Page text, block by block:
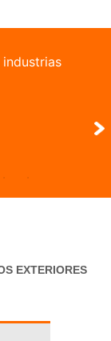
EXTERIORES